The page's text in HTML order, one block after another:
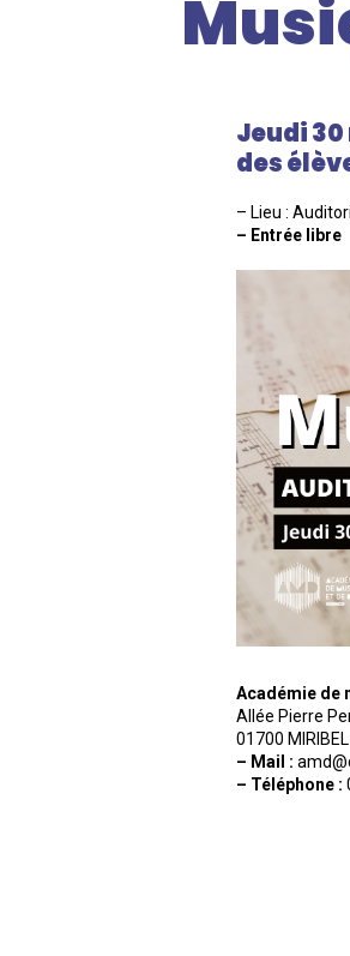
Jeudi
des
– Lieu :
– Entrée libre
Académie de
Allée Pierre
01700 MIRIBEL
– Mail :
– Téléphone :